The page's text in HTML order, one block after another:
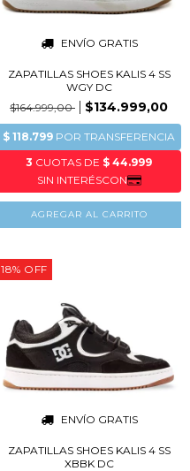
ENVÍO GRATIS
ZAPATILLAS SHOES KALIS 4 SS
WGY DC
$164.999,00
$134.999,00
AGREGAR AL CARRITO
18% OFF
ENVÍO GRATIS
ZAPATILLAS SHOES KALIS 4 SS
XBBK DC